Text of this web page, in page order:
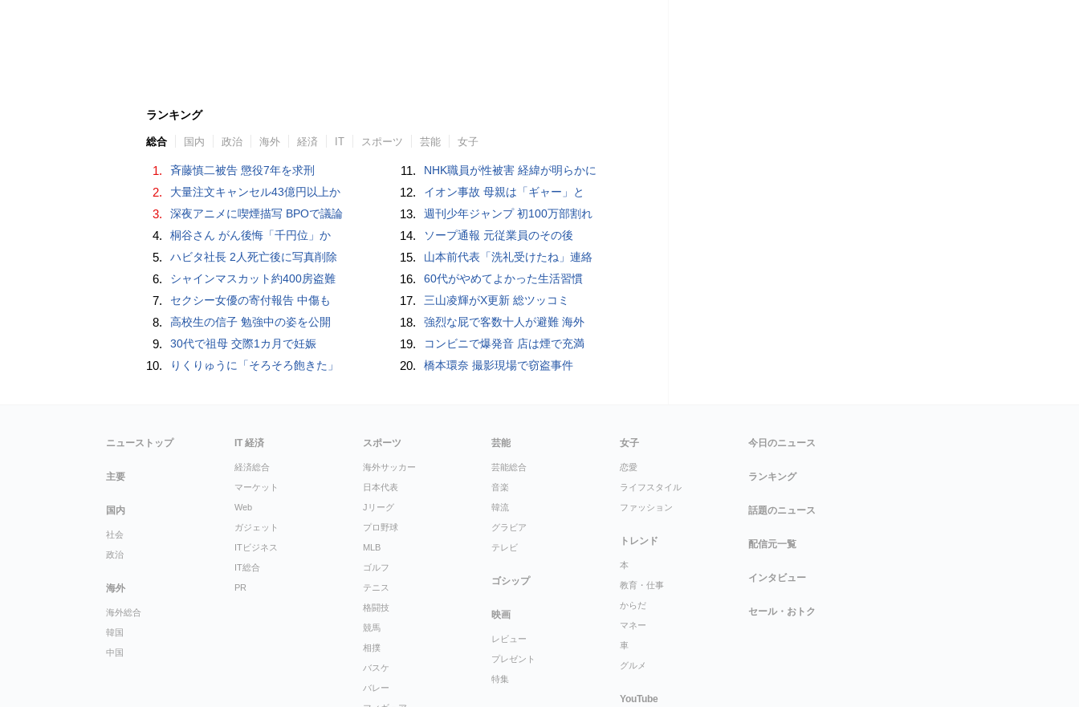
ランキング
総合 国内 政治 海外 経済 IT スポーツ 芸能 女子
1. 斉藤慎二被告 懲役7年を求刑
2. 大量注文キャンセル43億円以上か
3. 深夜アニメに喫煙描写 BPOで議論
4. 桐谷さん がん後悔「千円位」か
5. ハビタ社長 2人死亡後に写真削除
6. シャインマスカット約400房盗難
7. セクシー女優の寄付報告 中傷も
8. 高校生の信子 勉強中の姿を公開
9. 30代で祖母 交際1カ月で妊娠
10. りくりゅうに「そろそろ飽きた」
11. NHK職員が性被害 経緯が明らかに
12. イオン事故 母親は「ギャー」と
13. 週刊少年ジャンプ 初100万部割れ
14. ソープ通報 元従業員のその後
15. 山本前代表「洗礼受けたね」連絡
16. 60代がやめてよかった生活習慣
17. 三山凌輝がX更新 総ツッコミ
18. 強烈な屁で客数十人が避難 海外
19. コンビニで爆発音 店は煙で充満
20. 橋本環奈 撮影現場で窃盗事件
ニューストップ
主要
国内
社会
政治
海外
海外総合
韓国
中国
IT 経済
経済総合
マーケット
Web
ガジェット
ITビジネス
IT総合
PR
スポーツ
海外サッカー
日本代表
Jリーグ
プロ野球
MLB
ゴルフ
テニス
格闘技
競馬
相撲
バスケ
バレー
芸能
芸能総合
音楽
韓流
グラビア
テレビ
ゴシップ
映画
レビュー
プレゼント
特集
女子
恋愛
ライフスタイル
ファッション
トレンド
本
教育・仕事
からだ
マネー
車
グルメ
YouTube
今日のニュース
ランキング
話題のニュース
配信元一覧
インタビュー
セール・おトク